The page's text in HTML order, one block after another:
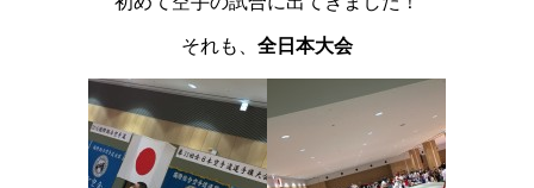
それも、 全日本大会